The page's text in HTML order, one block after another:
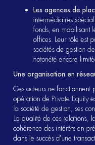
Les agences de
intermédiaires
fonds, en mobilisant
offices. Leur rôle est
sociétés de gestion
notoriété encore
Une organisation en
Ces acteurs ne
opération de Private Equity
la société de gestion, ses
La qualité de ces relations,
cohérence des intérêts en
dans le succès d'une